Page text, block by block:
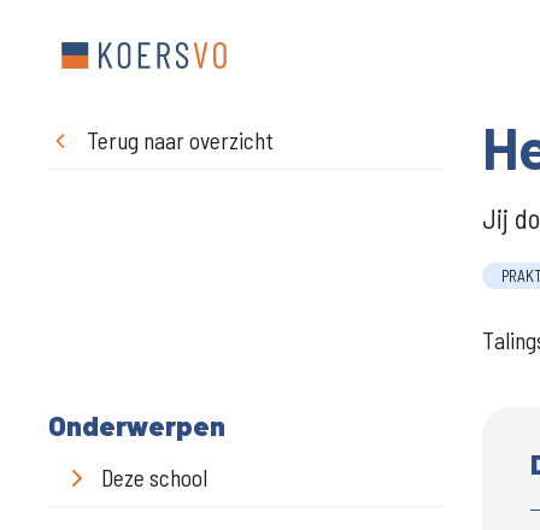
Terug naar overzicht
Jij
Onderwerpen
Deze school